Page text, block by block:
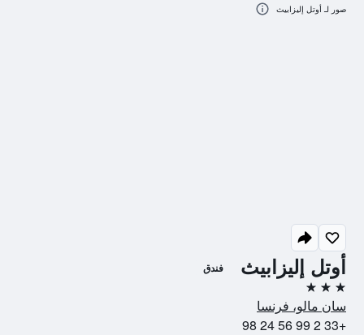
أوتل إليزابيث فندق
3 نجوم
سان مالو، فرنسا
+33 2 99 56 24 98
صور لـ أوتل إليزابيث